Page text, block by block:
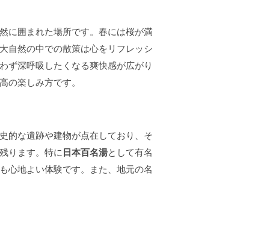
に囲まれた場所です。春には桜が満
自然の中での散策は心をリフレッシ
ず深呼吸したくなる爽快感が広がり
楽しみ方です。
的な遺跡や建物が点在しており、そ
ります。特に日本百名湯として有名
心地よい体験です。また、地元の名